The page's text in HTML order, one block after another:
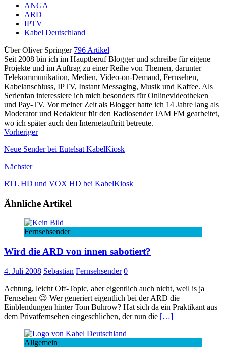
ANGA
ARD
IPTV
Kabel Deutschland
Über Oliver Springer 796 Artikel
Seit 2008 bin ich im Hauptberuf Blogger und schreibe für eigene
Projekte und im Auftrag zu einer Reihe von Themen, darunter
Telekommunikation, Medien, Video-on-Demand, Fernsehen,
Kabelanschluss, IPTV, Instant Messaging, Musik und Kaffee. Als
Serienfan interessiere ich mich besonders für Onlinevideotheken
und Pay-TV. Vor meiner Zeit als Blogger hatte ich 14 Jahre lang als
Moderator und Redakteur für den Radiosender JAM FM gearbeitet,
wo ich später auch den Internetauftritt betreute.
Vorheriger
Neue Sender bei Eutelsat KabelKiosk
Nächster
RTL HD und VOX HD bei KabelKiosk
Ähnliche Artikel
Fernsehsender
Wird die ARD von innen sabotiert?
4. Juli 2008 Sebastian Fernsehsender 0
Achtung, leicht Off-Topic, aber eigentlich auch nicht, weil is ja
Fernsehen 😉 Wer generiert eigentlich bei der ARD die
Einblendungen hinter Tom Buhrow? Hat sich da ein Praktikant aus
dem Privatfernsehen eingeschlichen, der nun die […]
Allgemein